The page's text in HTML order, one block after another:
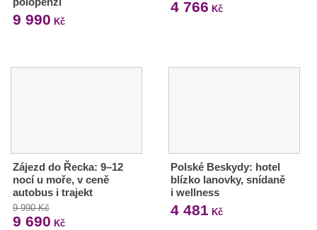
9 990 Kč
4 766 Kč
Zájezd do Řecka: 9–12
nocí u moře, v ceně
autobus i trajekt
9 990 Kč
9 690 Kč
Polské Beskydy: hotel
blízko lanovky, snídaně
i wellness
4 481 Kč